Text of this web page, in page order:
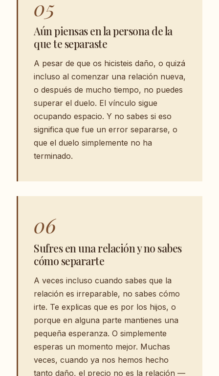
05
Aún piensas en la persona de la
que te separaste
A pesar de que os hicisteis daño, o quizá
incluso al comenzar una relación nueva,
o después de mucho tiempo, no puedes
superar el duelo. El vínculo sigue
ocupando espacio. Y no sabes si eso
significa que fue un error separarse, o
que el duelo simplemente no ha
terminado.
06
Sufres en una relación y no sabes
cómo separarte
A veces incluso cuando sabes que la
relación es irreparable, no sabes cómo
irte. Te explicas que es por los hijos, o
porque en alguna parte mantienes una
pequeña esperanza. O simplemente
esperas un momento mejor. Muchas
veces, cuando ya nos hemos hecho
tanto daño, el precio no es la relación —